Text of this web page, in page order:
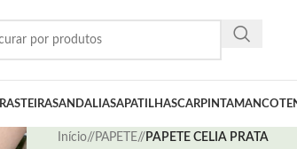
RASTEIRASANDALIASAPATILHASCARPINTAMANCO
Início/ PAPETE/ PAPETE CELIA PRATA